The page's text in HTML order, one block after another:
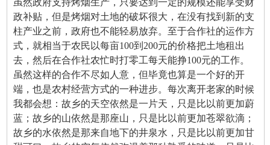
虽然政府支持烤烟生产，只要达到一定的规模还能享受财
政补贴，但是烤烟对土地的破坏很大，在没有找到新的支
柱产业之前，政府也不能轻易放弃。至于合作社的运作方
式，就相当于农民以每亩100到200元的价格把土地租出
去，然后在合作社农忙时打零工每天能挣100元的工作。
虽然这样的合作不尽如人意，但毕竟也算是一个好的开
端，也是农村经营方式的一种进步。每次离开老家的时候
我都会想：故乡的天空依然是一片天，只是比以前更加蔚
蓝；故乡的山依然是那座山，只是比以前更加苍翠欲滴；
故乡的水依然是那来自地下的井泉水，只是比以前更加甘